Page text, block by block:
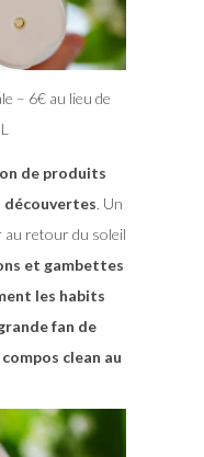
– 6€ au lieu de
de produits
. Un
au retour du soleil
et gambettes
les habits
fan de
clean au